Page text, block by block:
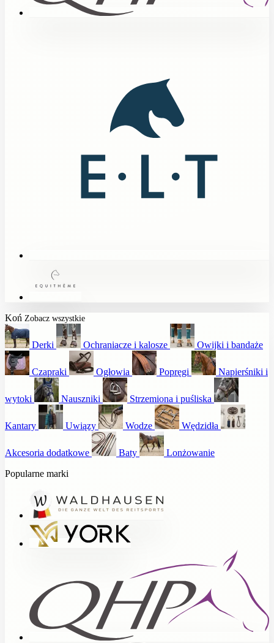
Koń Zobacz wszystkie
Derki Ochraniacze i kalosze Owijki i bandaże
Czapraki Ogłowia Popręgi Napierśniki i
wytoki Nauszniki Strzemiona i puśliska
Kantary Uwiązy Wodze Wędzidła
Akcesoria dodatkowe Baty
Lonżowanie
Popularne marki